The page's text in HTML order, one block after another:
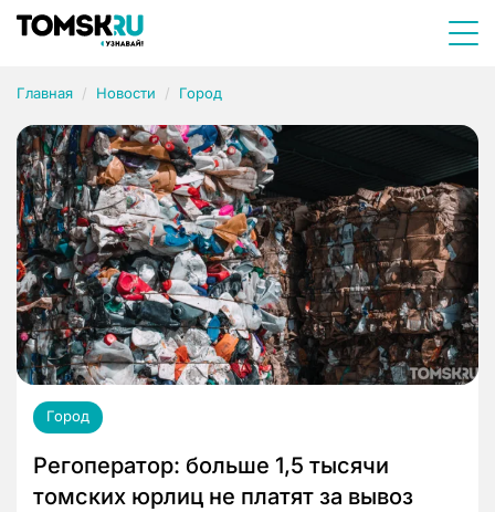
Главная Новости Город
Город
Регоператор: больше 1,5 тысячи
томских юрлиц не платят за вывоз